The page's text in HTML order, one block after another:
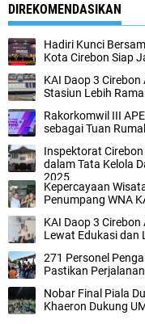
DIREKOMENDASIKAN
Hadiri Kunci
Kota Cirebon Siap
KAI Daop 3
Stasiun Lebih
Rakorkomwil III
sebagai Tuan
Inspektorat
dalam Tata Kelola
2025
Kepercayaan
Penumpang WNA
KAI Daop 3
Lewat Edukasi dan
271 Personel
Pastikan
Nobar Final Piala
Khaeron Dukung